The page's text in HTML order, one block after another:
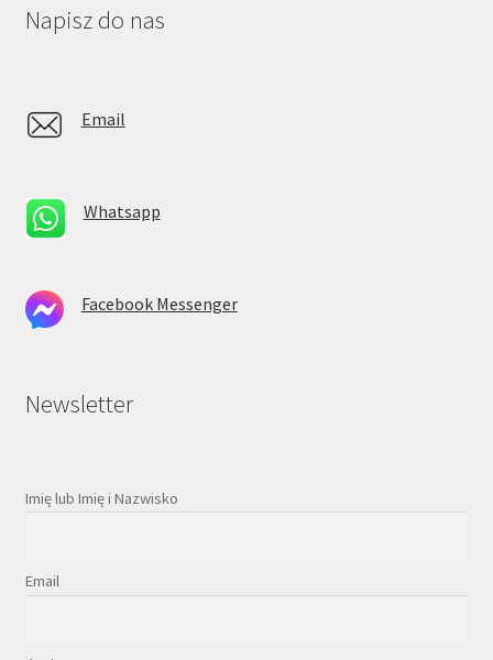
Napisz do nas
Email
Whatsapp
Facebook Messenger
Newsletter
Imię lub Imię i Nazwisko
Email